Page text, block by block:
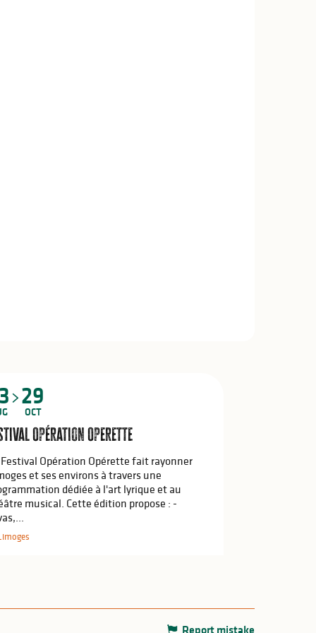
29
OCT
Opération Operette
Opération Opérette fait rayonner
et ses environs à travers une
dédiée à l'art lyrique et au
musical. Cette édition propose : -
Report mistake